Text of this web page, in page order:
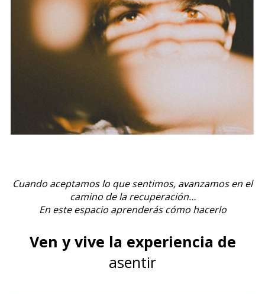
Cuando aceptamos lo que sentimos, avanzamos en el
camino de la recuperación…
En este espacio aprenderás cómo hacerlo
Ven y vive la experiencia de
asentir